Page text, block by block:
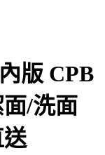
版 CPB
/洗面